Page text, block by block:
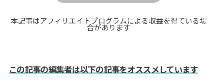
本記事はアフィリエイトプログラムによる収益を得ている場
合があります
この記事の編集者は以下の記事をオススメしています